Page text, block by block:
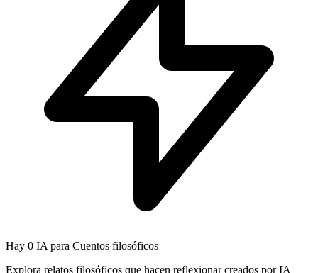
Hay 0 IA para Cuentos filosóficos
Explora relatos filosóficos que hacen reflexionar creados por IA